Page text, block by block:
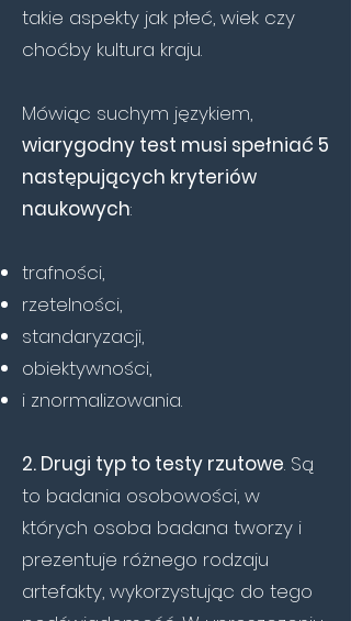
takie aspekty jak płeć, wiek czy
choćby kultura kraju.
Mówiąc suchym językiem,
wiarygodny test musi spełniać 5
następujących kryteriów
naukowych:
trafności,
rzetelności,
standaryzacji,
obiektywności,
i znormalizowania.
2. Drugi typ to testy rzutowe. Są
to badania osobowości, w
których osoba badana tworzy i
prezentuje różnego rodzaju
artefakty, wykorzystując do tego